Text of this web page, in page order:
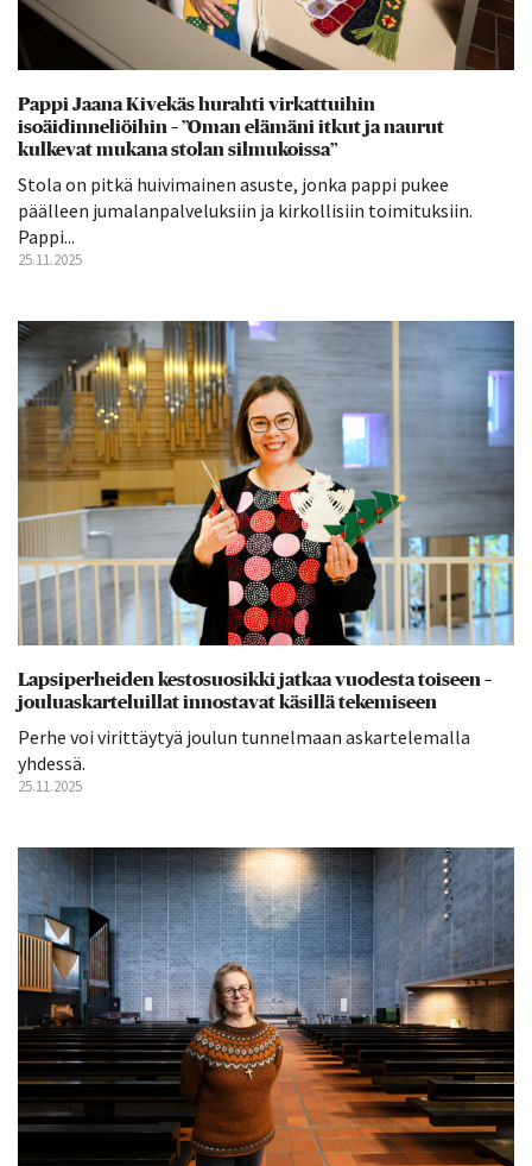
Pappi Jaana Kivekäs hurahti virkattuihin
isoäidinneliöihin – ”Oman elämäni itkut ja naurut
kulkevat mukana stolan silmukoissa”
Stola on pitkä huivimainen asuste, jonka pappi pukee
päälleen jumalanpalveluksiin ja kirkollisiin toimituksiin.
Pappi...
25.11.2025
Lapsiperheiden kestosuosikki jatkaa vuodesta toiseen –
jouluaskarteluillat innostavat käsillä tekemiseen
Perhe voi virittäytyä joulun tunnelmaan askartelemalla
yhdessä.
25.11.2025